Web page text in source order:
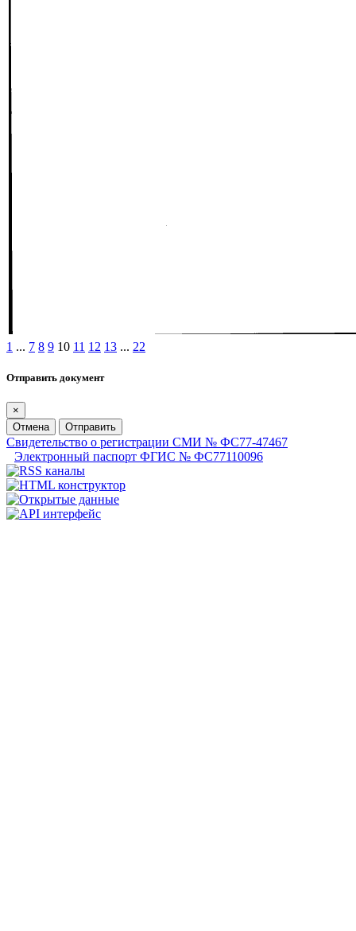
1 ... 7 8 9 10 11 12 13 ... 22
Отправить документ
×
Отмена
Отправить
Свидетельство о регистрации СМИ № ФС77-47467
Электронный паспорт ФГИС № ФС77110096